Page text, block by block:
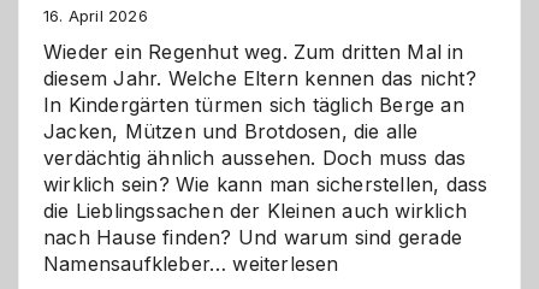
Wahl?
16. April 2026
Wieder ein Regenhut weg. Zum dritten Mal in
diesem Jahr. Welche Eltern kennen das nicht?
In Kindergärten türmen sich täglich Berge an
Jacken, Mützen und Brotdosen, die alle
verdächtig ähnlich aussehen. Doch muss das
wirklich sein? Wie kann man sicherstellen, dass
die Lieblingssachen der Kleinen auch wirklich
nach Hause finden? Und warum sind gerade
Namensaufkleber…Namensaufkleber
weiterlesen